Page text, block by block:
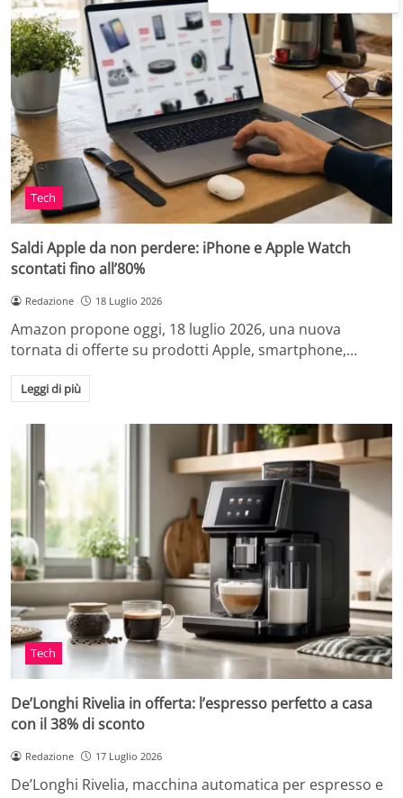
Tech
Saldi Apple da non perdere: iPhone e Apple Watch
scontati fino all’80%
Redazione 18 Luglio 2026
Amazon propone oggi, 18 luglio 2026, una nuova
tornata di offerte su prodotti Apple, smartphone,…
Leggi di più
Tech
De’Longhi Rivelia in offerta: l’espresso perfetto a casa
con il 38% di sconto
Redazione 17 Luglio 2026
De’Longhi Rivelia, macchina automatica per espresso e